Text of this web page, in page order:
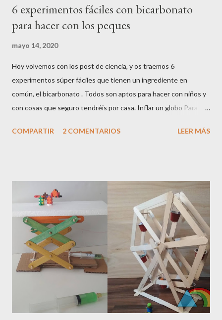
6 experimentos fáciles con bicarbonato
para hacer con los peques
mayo 14, 2020
Hoy volvemos con los post de ciencia, y os traemos 6
experimentos súper fáciles que tienen un ingrediente en
común, el bicarbonato . Todos son aptos para hacer con niños y
con cosas que seguro tendréis por casa. Inflar un globo Para
Una botella Un globo Un embudo Una bandeja Por un lado
poco el globo, es mucho más sencillo). Con cuidado, y sobre una
bandeja para evitar accidentes, colocamos el globo en la boca de
la botella, y lo sujetamos firmemente con la mano. Luego
volteamos el globo para dejar caer el bicarbonato...y empieza la
magia. Veréis como gracias al dióxido de carbono que se genera
al mezclar los dos ingredientes, el globo se va hinchando . Hay
que sujetar bien el globo a la boca para evitar que el globo sal...
COMPARTIR 2 COMENTARIOS LEER MÁS